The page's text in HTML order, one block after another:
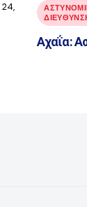
24,
Αχαΐα: